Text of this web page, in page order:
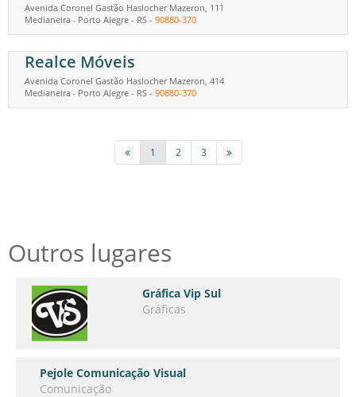
Avenida Coronel Gastão Haslocher Mazeron, 111
Medianeira - Porto Alegre - RS - 90880-370
Realce Móveis
Avenida Coronel Gastão Haslocher Mazeron, 414
Medianeira - Porto Alegre - RS - 90880-370
1 2 3
Outros lugares
Gráfica Vip Sul
Gráficas
Pejole Comunicação Visual
Comunicação